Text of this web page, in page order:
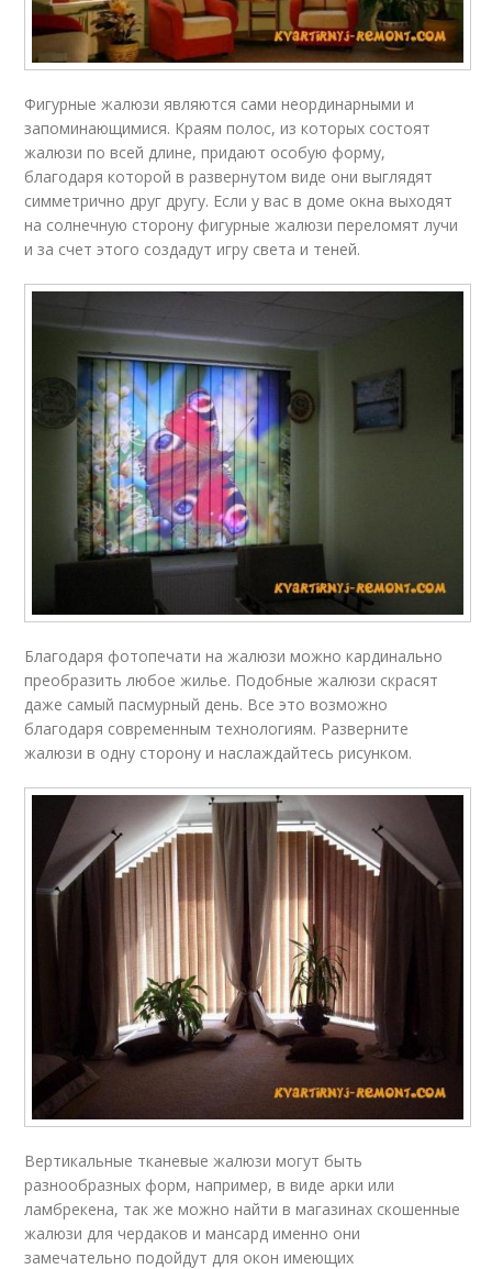
Фигурные жалюзи являются сами неординарными и
запоминающимися. Краям полос, из которых состоят
жалюзи по всей длине, придают особую форму,
благодаря которой в развернутом виде они выглядят
симметрично друг другу. Если у вас в доме окна выходят
на солнечную сторону фигурные жалюзи переломят лучи
и за счет этого создадут игру света и теней.
Благодаря фотопечати на жалюзи можно кардинально
преобразить любое жилье. Подобные жалюзи скрасят
даже самый пасмурный день. Все это возможно
благодаря современным технологиям. Разверните
жалюзи в одну сторону и наслаждайтесь рисунком.
Вертикальные тканевые жалюзи могут быть
разнообразных форм, например, в виде арки или
ламбрекена, так же можно найти в магазинах скошенные
жалюзи для чердаков и мансард именно они
замечательно подойдут для окон имеющих